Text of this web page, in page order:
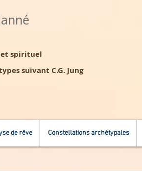
et spirituel
suivant C.G. Jung
de rêve Constellations archétypales